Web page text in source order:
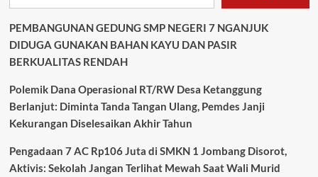
PEMBANGUNAN GEDUNG SMP NEGERI 7 NGANJUK
DIDUGA GUNAKAN BAHAN KAYU DAN PASIR
BERKUALITAS RENDAH
Polemik Dana Operasional RT/RW Desa Ketanggung
Berlanjut: Diminta Tanda Tangan Ulang, Pemdes Janji
Kekurangan Diselesaikan Akhir Tahun
Pengadaan 7 AC Rp106 Juta di SMKN 1 Jombang Disorot,
Aktivis: Sekolah Jangan Terlihat Mewah Saat Wali Murid